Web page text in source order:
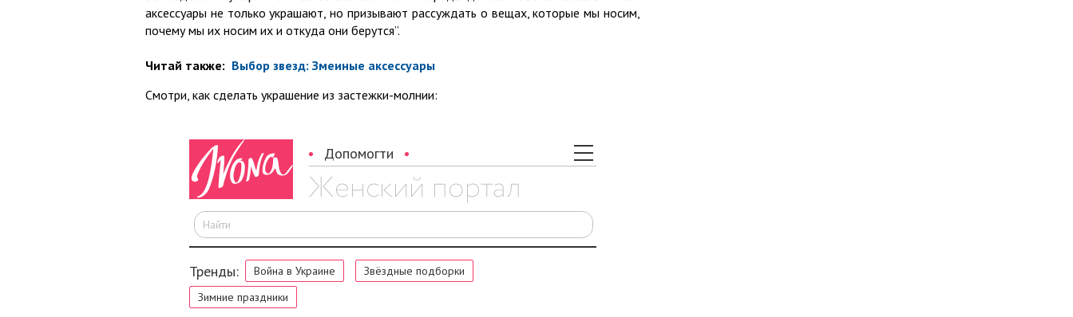
аксессуары не только украшают, но призывают рассуждать о вещах, которые мы носим,
почему мы их носим их и откуда они берутся”.
Читай также: Выбор звезд: Змеиные аксессуары
Смотри, как сделать украшение из застежки-молнии: